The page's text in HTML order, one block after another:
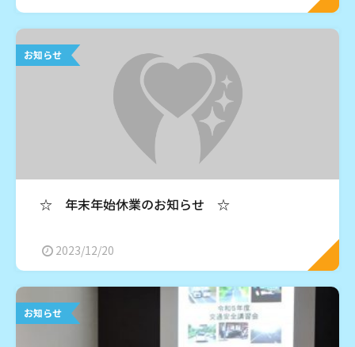
お知らせ
☆ 年末年始休業のお知らせ ☆
2023/12/20
お知らせ